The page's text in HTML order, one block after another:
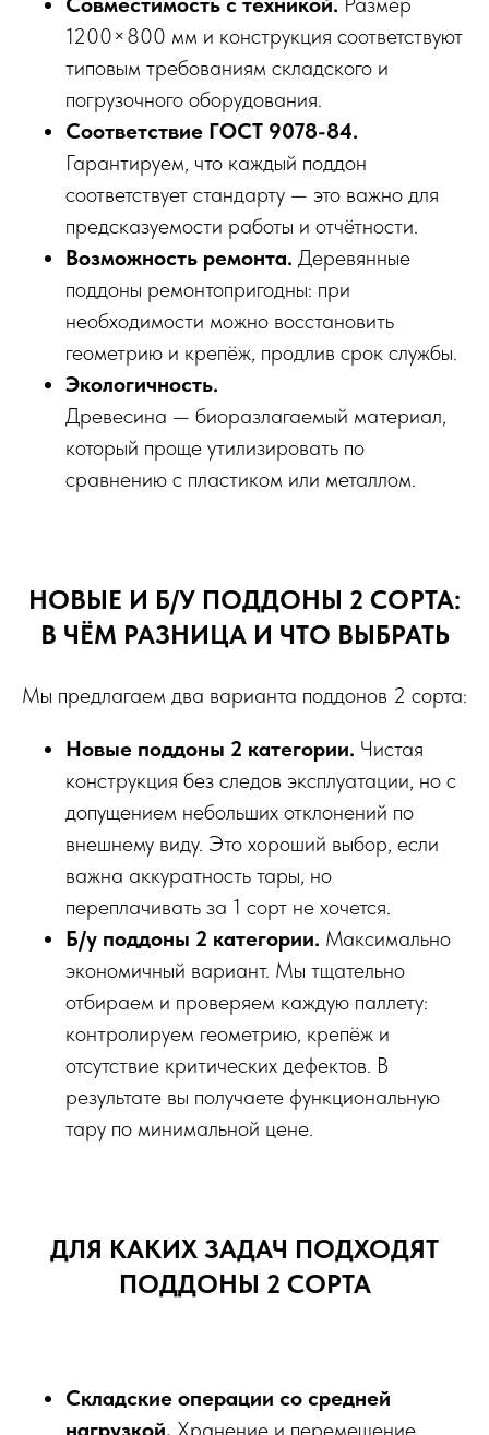
1200×800 мм и конструкция соответствуют
типовым требованиям складского и
погрузочного оборудования.
Соответствие ГОСТ 9078-84.
Гарантируем, что каждый поддон
соответствует стандарту — это важно для
предсказуемости работы и отчётности.
Возможность ремонта. Деревянные
поддоны ремонтопригодны: при
необходимости можно восстановить
геометрию и крепёж, продлив срок службы.
Экологичность.
Древесина — биоразлагаемый материал,
который проще утилизировать по
сравнению с пластиком или металлом.
НОВЫЕ И Б/У ПОДДОНЫ 2 СОРТА:
В ЧЁМ РАЗНИЦА И ЧТО ВЫБРАТЬ
Мы предлагаем два варианта поддонов 2 сорта:
Новые поддоны 2 категории. Чистая
конструкция без следов эксплуатации, но с
допущением небольших отклонений по
внешнему виду. Это хороший выбор, если
важна аккуратность тары, но
переплачивать за 1 сорт не хочется.
Б/у поддоны 2 категории. Максимально
экономичный вариант. Мы тщательно
отбираем и проверяем каждую паллету:
контролируем геометрию, крепёж и
отсутствие критических дефектов. В
результате вы получаете функциональную
тару по минимальной цене.
ДЛЯ КАКИХ ЗАДАЧ ПОДХОДЯТ
ПОДДОНЫ 2 СОРТА
Складские операции со средней